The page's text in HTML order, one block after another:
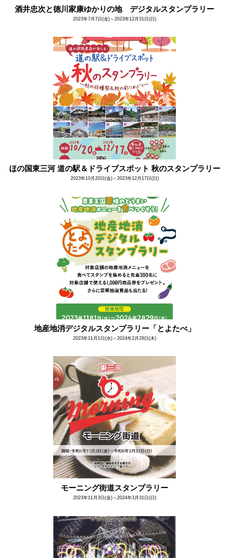
酒井忠次と徳川家康ゆかりの地 デジタルスタンプラリー
2023年7月7日(金)～2023年12月31日(日)
ほの国東三河 道の駅＆ドライブスポット 秋のスタンプラリー
2023年10月20日(金)～2023年12月17日(日)
地産地消デジタルスタンプラリー「とよたべ」
2023年11月1日(水)～2024年2月29日(木)
モーニング街道スタンプラリー
2023年11月3日(金)～2024年3月31日(日)